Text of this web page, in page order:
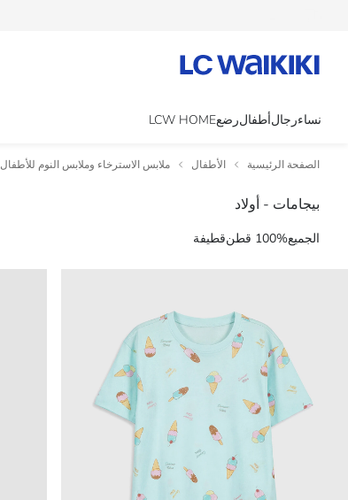
نساءرجالأطفالرضعLCW HOME
الصفحة الرئيسية الأطفال ملابس الاسترخاء وملابس النوم للأطفال
بيجامات - أولاد
الجميع100% قطن قطيفة